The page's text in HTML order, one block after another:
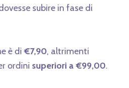
subire in fase di
è di €7,90, altrimenti
ordini superiori a €99,00.